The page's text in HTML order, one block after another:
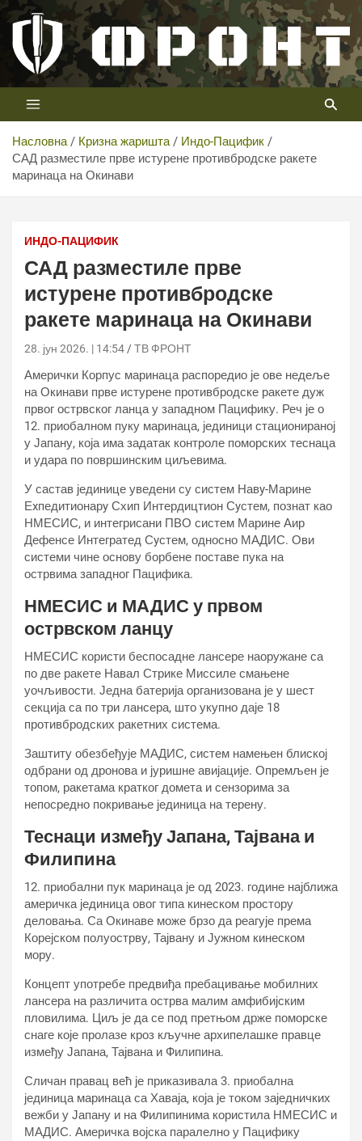
Скип
цонтент
Телевизија ФРОНТ
Први војни канал у Србији
Насловна Кризна жаришта
Индо-Пацифик
САД разместиле прве истурене противбродске ракете
маринаца на Окинави
ИНДО-ПАЦИФИК
САД разместиле прве
истурене противбродске
ракете маринаца на Окинави
28. јун 2026. | 14:54 ТВ ФРОНТ
Амерички Корпус маринаца распоредио је ове недеље
на Окинави прве истурене противбродске ракете дуж
првог острвског ланца у западном Пацифику. Реч је о
12. приобалном пуку маринаца, јединици стационираној
у Јапану, која има задатак контроле поморских теснаца
и удара по површинским циљевима.
У састав јединице уведени су систем Навy-Марине
Еxпедитионарy Схип Интердицтион Сyстем, познат као
НМЕСИС, и интегрисани ПВО систем Марине Аир
Дефенсе Интегратед Сyстем, односно МАДИС. Ови
системи чине основу борбене поставе пука на
острвима западног Пацифика.
НМЕСИС и МАДИС у првом
острвском ланцу
НМЕСИС користи беспосадне лансере наоружане са
по две ракете Навал Стрике Миссиле смањене
уочљивости. Једна батерија организована је у шест
секција са по три лансера, што укупно даје 18
противбродских ракетних система.
Заштиту обезбеђује МАДИС, систем намењен блиској
одбрани од дронова и јуришне авијације. Опремљен је
топом, ракетама кратког домета и сензорима за
непосредно покривање јединица на терену.
Теснаци између Јапана, Тајвана и
Филипина
12. приобални пук маринаца је од 2023. године најближа
америчка јединица овог типа кинеском простору
деловања. Са Окинаве може брзо да реагује према
Корејском полуострву, Тајвану и Јужном кинеском
мору.
Концепт употребе предвиђа пребацивање мобилних
лансера на различита острва малим амфибијским
пловилима. Циљ је да се под претњом држе поморске
снаге које пролазе кроз кључне архипелашке правце
између Јапана, Тајвана и Филипина.
Сличан правац већ је приказивала 3. приобална
јединица маринаца са Хаваја, која је током заједничких
вежби у Јапану и на Филипинима користила НМЕСИС и
МАДИС. Америчка војска паралелно у Пацифику